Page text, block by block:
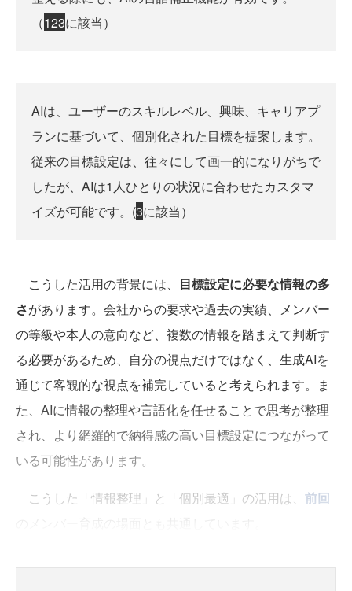
（123に該当）
AIは、ユーザーのスキルレベル、興味、キャリアプ
ランに基づいて、個別化された目標を提案します。
従来の目標設定は、往々にして画一的になりがちで
したが、AIは1人ひとりの状況に合わせたカスタマ
イズが可能です。(3に該当）
こうした活用の背景には、 目標設定に必要な情報の多
さがあります。会社からの要求や過去の実績、メンバー
の等級や本人の意向など、複数の情報を踏まえて判断す
る必要があるため、自分の視点だけではなく、生成AIを
通じて客観的な視点を補完していると考えられます。ま
た、AIに情報の整理や言語化を任せることで思考が整理
され、より網羅的で納得感の高い目標設定につながって
いる可能性があります。
こうした「情報整理」と「個別最適」の活用は、 前回